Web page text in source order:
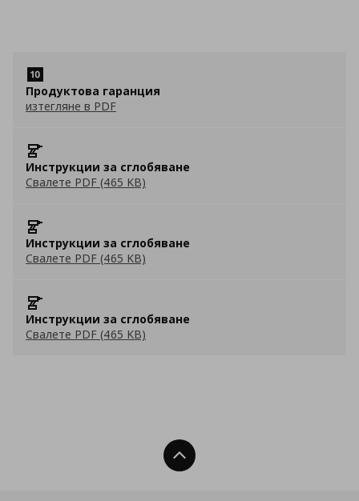
Продуктова гаранция
изтегляне в PDF
Инструкции за сглобяване
Свалете PDF (465 KB)
Инструкции за сглобяване
Свалете PDF (465 KB)
Инструкции за сглобяване
Свалете PDF (465 KB)
Нагоре